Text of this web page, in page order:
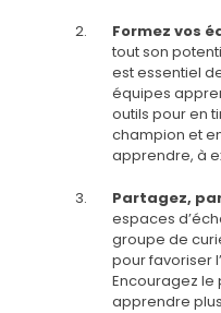
Formez vos
tout son
est essentiel
équipes
outils pour en
champion et
apprendre, à
Partagez,
espaces
groupe de
pour favoriser
Encouragez le
apprendre